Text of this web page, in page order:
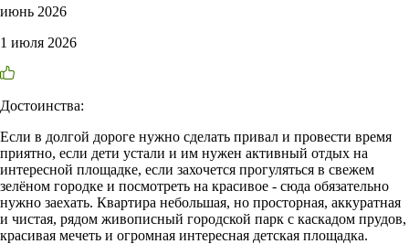
июнь 2026
1 июля 2026
Достоинства:
Если в долгой дороге нужно сделать привал и провести время
приятно, если дети устали и им нужен активный отдых на
интересной площадке, если захочется прогуляться в свежем
зелёном городке и посмотреть на красивое - сюда обязательно
нужно заехать. Квартира небольшая, но просторная, аккуратная
и чистая, рядом живописный городской парк с каскадом прудов,
красивая мечеть и огромная интересная детская площадка.